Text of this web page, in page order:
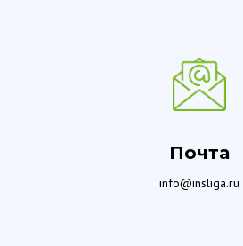
Почта
info@insliga.ru